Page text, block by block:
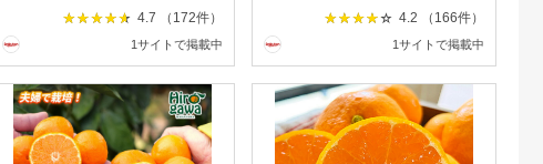
10kg 5000円 10000円
※2026年10月上旬～2027
年1月下旬頃に順次発送予
定 ※北海道・沖縄・離島へ
の配送不可 //mandarin
//goku
4.7 （172件）
1サイトで掲載中
上旬順次発送 ※北海道・沖
縄・離島への配送不可
//goku
4.2 （166件）
1サイトで掲載中